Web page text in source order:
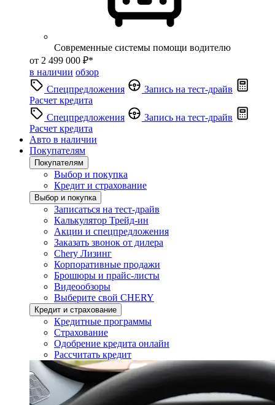
Современные системы помощи водителю
от 2 499 000 ₽*
в наличии обзор
Спецпредложения
Запись на тест-драйв
Расчет кредита
Спецпредложения
Запись на тест-драйв
Расчет кредита
Авто в наличии
Покупателям
Покупателям
Выбор и покупка
Кредит и страхование
Выбор и покупка
Записаться на тест-драйв
Калькулятор Трейд-ин
Акции и спецпредложения
Заказать звонок от дилера
Chery Лизинг
Корпоративные продажи
Брошюры и прайс-листы
Видеообзоры
Выберите свой CHERY
Кредит и страхование
Кредитные программы
Страхование
Одобрение кредита онлайн
Рассчитать кредит